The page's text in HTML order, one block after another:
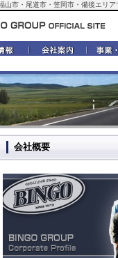
山市・尾道市・笠岡市・備後エリ
会社概要